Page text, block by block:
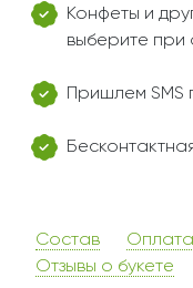
Конфеты и
выберите при
Пришлем SMS
Состав
Отзывы о букете